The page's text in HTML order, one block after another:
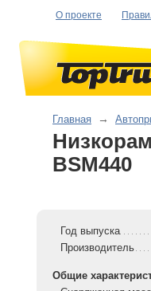
О проекте
Главная →
BSM440
Год выпуска
Производитель
Общие